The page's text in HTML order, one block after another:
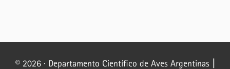
© 2026 · Departamento Científico de Aves Argentinas